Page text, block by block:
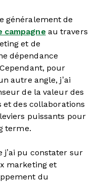
généralement de
campagne au travers
et de
dépendance
pour
autre angle, j’ai
de la valeur des
et des collaborations
puissants pour
terme.
j’ai pu constater sur
marketing et
du